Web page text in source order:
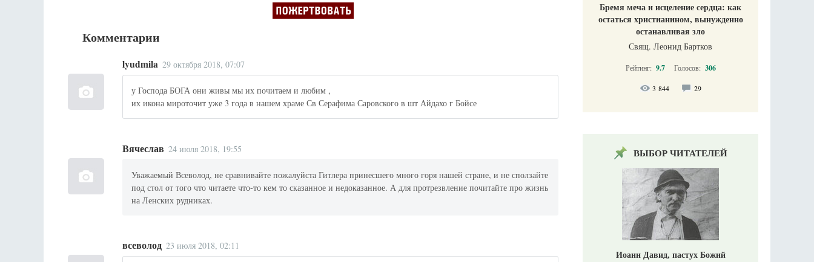
Комментарии
lyudmila 29 октября 2018, 07:07
у Господа БОГА они живы мы их почитаем и любим ,
их икона мироточит уже 3 года в нашем храме Св Серафима Саровского в шт Айдахо г Бойсе
Вячеслав 24 июля 2018, 19:55
Уважаемый Всеволод, не сравнивайте пожалуйста Гитлера принесшего много горя нашей стране, и не сползайте
под стол от того что читаете что-то кем то сказанное и недоказанное. А для протрезвление почитайте про жизнь
на Ленских рудниках.
всеволод 23 июля 2018, 02:11
Бремя меча и исцеление сердца: как
остаться христианином, вынужденно
останавливая зло
Свящ. Леонид Бартков
Рейтинг: 9.7 Голосов: 306
3 844 29
ВЫБОР ЧИТАТЕЛЕЙ
Иоанн Давид, пастух Божий